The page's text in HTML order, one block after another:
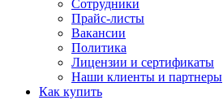
Сотрудники
Прайс-листы
Вакансии
Политика
Лицензии и сертификаты
Наши клиенты и партнеры
Как купить